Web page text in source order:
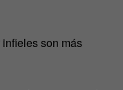
son más